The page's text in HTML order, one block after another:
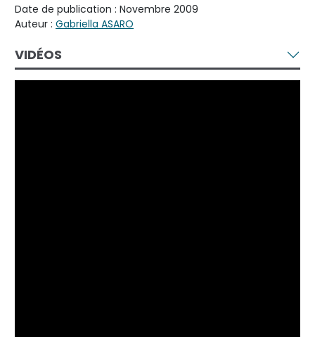
Date de publication : Novembre 2009
Auteur : Gabriella ASARO
VIDÉOS